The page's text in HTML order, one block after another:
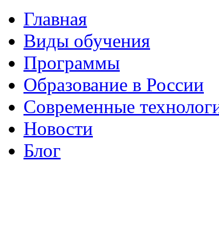
Главная
Виды обучения
Программы
Образование в России
Современные
Новости
Блог